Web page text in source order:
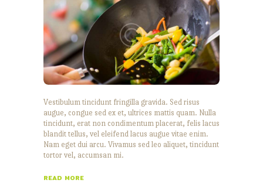
Vestibulum tincidunt fringilla gravida. Sed risus
augue, congue sed ex et, ultrices mattis quam. Nulla
tincidunt, erat non condimentum placerat, felis lacus
blandit tellus, vel eleifend lacus augue vitae enim.
Nam eget dui arcu. Vivamus sed leo aliquet, tincidunt
tortor vel, accumsan mi.
READ MORE